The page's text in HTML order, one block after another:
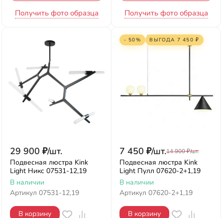
Получить фото образца Получить фото образца
29 900 ₽/шт.
Подвесная люстра Kink
Light Никс 07531-12,19
В наличии
Артикул 07531-12,19
В корзину
- 50% ВЫГОДА 7 450 ₽
7 450 ₽/шт.14 900₽/шт.
Подвесная люстра Kink
Light Пулл 07620-2+1,19
В наличии
Артикул 07620-2+1,19
В корзину